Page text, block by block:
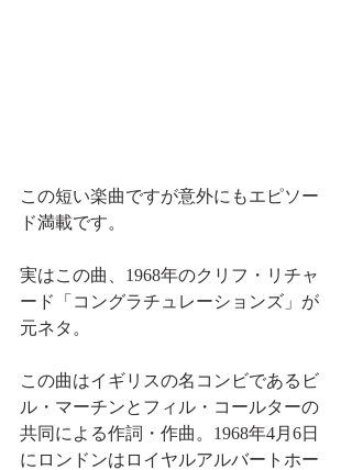
この短い楽曲ですが意外にもエピソー
ド満載です。
実はこの曲、1968年のクリフ・リチャ
ード「コングラチュレーションズ」が
元ネタ。
この曲はイギリスの名コンビであるビ
ル・マーチンとフィル・コールターの
共同による作詞・作曲。1968年4月6日
にロンドンはロイヤルアルバートホー